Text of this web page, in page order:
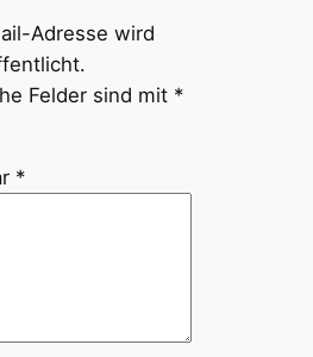
Adresse wird
Felder sind mit *
*